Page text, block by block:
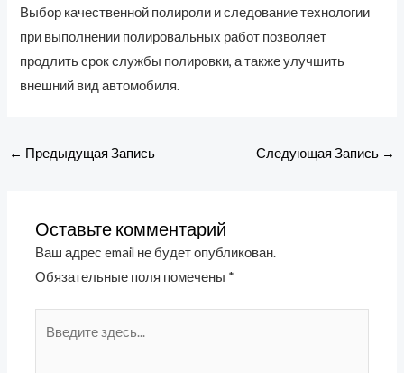
Выбор качественной полироли и следование технологии
при выполнении полировальных работ позволяет
продлить срок службы полировки, а также улучшить
внешний вид автомобиля.
← Предыдущая Запись Следующая Запись →
Оставьте комментарий
Ваш адрес email не будет опубликован.
Обязательные поля помечены *
здесь...